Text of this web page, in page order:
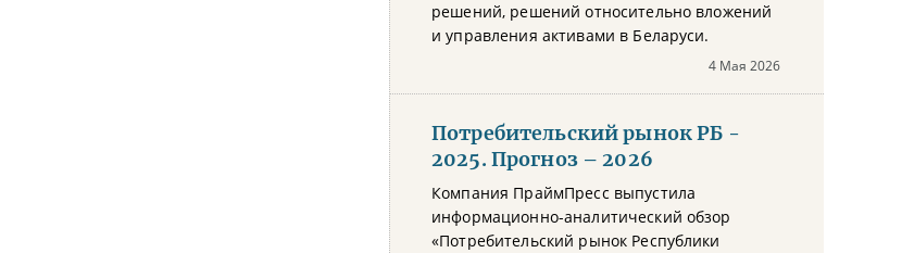
решений, решений относительно вложений
и управления активами в Беларуси.
4 Мая 2026
Потребительский рынок РБ -
2025. Прогноз – 2026
Компания ПраймПресс выпустила
информационно-аналитический обзор
«Потребительский рынок Республики